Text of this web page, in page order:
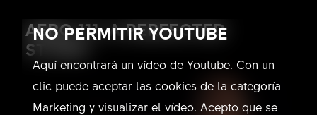
NO PERMITIR YOUTUBE
Aquí encontrará un vídeo de Youtube. Con un
clic puede aceptar las cookies de la categoría
Marketing y visualizar el vídeo. Acepto que se
AERO 111: A PERFECTED
STORM